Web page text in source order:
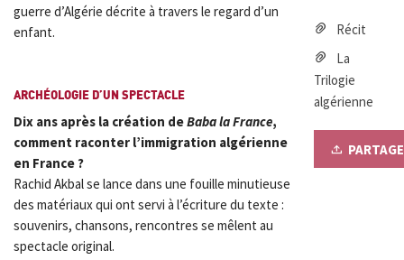
guerre d’Algérie décrite à travers le regard d’un
enfant.
ARCHÉOLOGIE D’UN SPECTACLE
Dix ans après la création deBaba la France,
comment raconter l’immigration algérienne
en France ?
Rachid Akbal se lance dans une fouille minutieuse
des matériaux qui ont servi à l’écriture du texte :
souvenirs, chansons, rencontres se mêlent au
spectacle original.
Récit
La
Trilogie
algérienne